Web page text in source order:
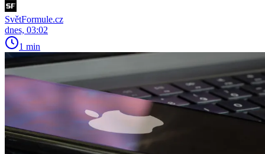
SvětFormule.cz
dnes, 03:02
1 min